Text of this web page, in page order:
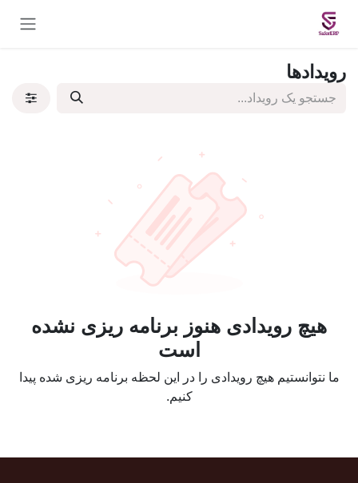
Skip to Content
رویدادها
هیچ رویدادی هنوز برنامه ریزی نشده
است
ما نتوانستیم هیچ رویدادی را در این لحظه برنامه ریزی شده پیدا
کنیم.